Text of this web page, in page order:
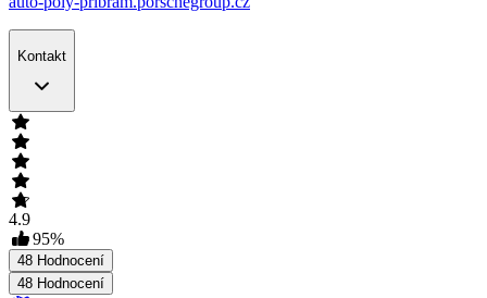
Kontakt
4.9
95%
48 Hodnocení
48 Hodnocení